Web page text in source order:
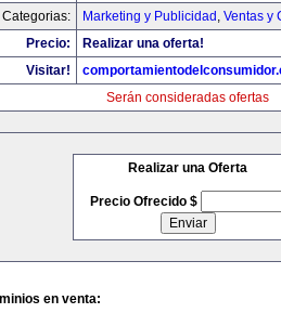
Categorias:
Marketing y Publicidad , Ventas y
Precio:
Realizar una oferta!
Visitar!
Serán consideradas ofertas
Realizar una Oferta
Precio Ofrecido $
en venta: